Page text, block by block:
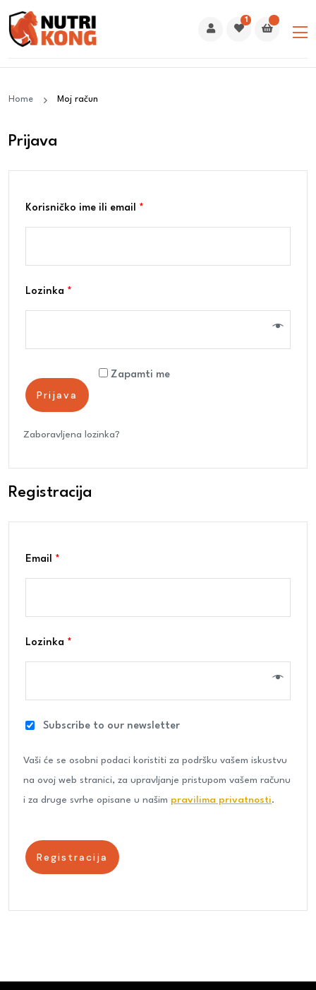
1
Home Moj račun
Prijava
Korisničko ime ili email *
Lozinka *
Zapamti me
Prijava
Prijava
Zaboravljena lozinka?
Registracija
Email *
Lozinka *
Subscribe to our newsletter
Vaši će se osobni podaci koristiti za podršku vašem iskustvu
na ovoj web stranici, za upravljanje pristupom vašem računu
i za druge svrhe opisane u našim pravilima privatnosti.
Registracija
Registracija